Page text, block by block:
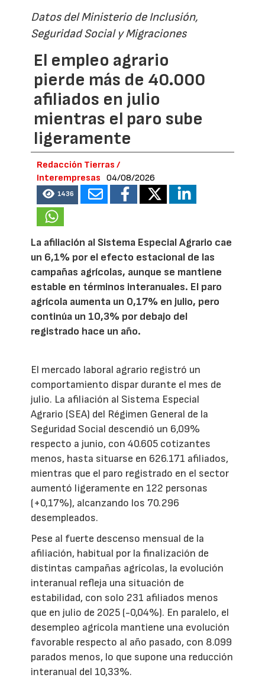
Datos del Ministerio de Inclusión,
Seguridad Social y Migraciones
El empleo agrario
pierde más de 40.000
afiliados en julio
mientras el paro sube
ligeramente
Redacción Tierras /
Interempresas
04/08/2026
1436
La afiliación al Sistema Especial Agrario cae
un 6,1% por el efecto estacional de las
campañas agrícolas, aunque se mantiene
estable en términos interanuales. El paro
agrícola aumenta un 0,17% en julio, pero
continúa un 10,3% por debajo del
registrado hace un año.
El mercado laboral agrario registró un
comportamiento dispar durante el mes de
julio. La afiliación al Sistema Especial
Agrario (SEA) del Régimen General de la
Seguridad Social descendió un 6,09%
respecto a junio, con 40.605 cotizantes
menos, hasta situarse en 626.171 afiliados,
mientras que el paro registrado en el sector
aumentó ligeramente en 122 personas
(+0,17%), alcanzando los 70.296
desempleados.
Pese al fuerte descenso mensual de la
afiliación, habitual por la finalización de
distintas campañas agrícolas, la evolución
interanual refleja una situación de
estabilidad, con solo 231 afiliados menos
que en julio de 2025 (-0,04%). En paralelo, el
desempleo agrícola mantiene una evolución
favorable respecto al año pasado, con 8.099
parados menos, lo que supone una reducción
interanual del 10,33%.